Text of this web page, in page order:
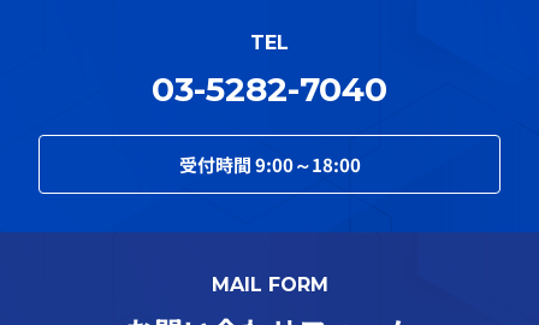
TEL
03-5282-7040
受付時間9:00～18:00
MAIL FORM